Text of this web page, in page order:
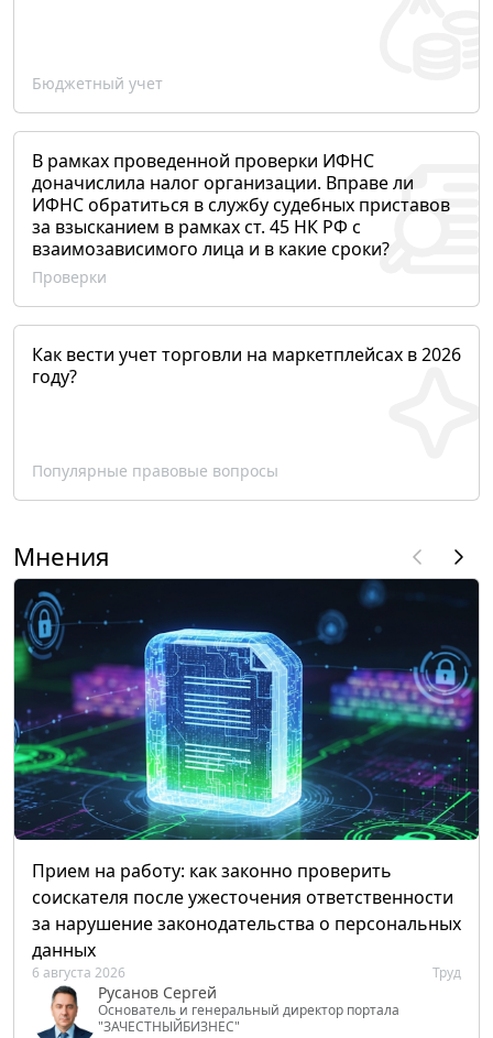
Бюджетный учет
В рамках проведенной проверки ИФНС
доначислила налог организации. Вправе ли
ИФНС обратиться в службу судебных приставов
за взысканием в рамках ст. 45 НК РФ с
взаимозависимого лица и в какие сроки?
Проверки
Как вести учет торговли на маркетплейсах в 2026
году?
Популярные правовые вопросы
Мнения
Прием на работу: как законно проверить
соискателя после ужесточения ответственности
за нарушение законодательства о персональных
данных
6 августа 2026 Труд
Русанов Сергей
Основатель и генеральный директор портала
"ЗАЧЕСТНЫЙБИЗНЕС"